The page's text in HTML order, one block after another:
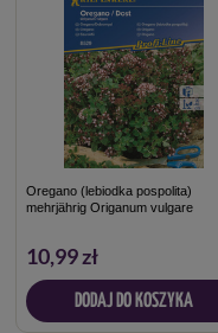
Oregano (lebiodka pospolita)
mehrjährig Origanum vulgare
10,99 zł
DODAJ DO KOSZYKA